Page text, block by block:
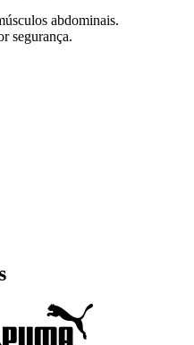
abdominais.
segurança.